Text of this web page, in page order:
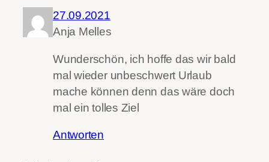
27.09.2021
Anja Melles
Wunderschön, ich hoffe das wir bald
mal wieder unbeschwert Urlaub
mache können denn das wäre doch
mal ein tolles Ziel
Antworten